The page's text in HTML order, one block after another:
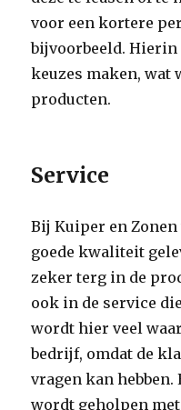
voor een kortere
bijvoorbeeld. Hierin
keuzes maken, wat
producten.
Service
Bij Kuiper en
goede kwaliteit
zeker terg in de
ook in de service
wordt hier veel
bedrijf, omdat de
vragen kan hebben.
wordt geholpen